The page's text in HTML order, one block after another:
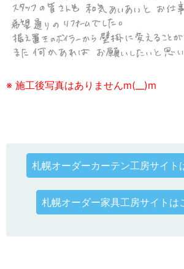
※ 施工後写真はありませんm(__)m
札幌オーダーカーテン工房サイト
札幌オーダー家具工房サイトは